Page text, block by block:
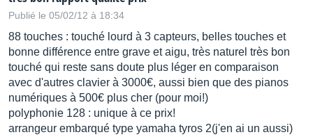
Publié le 05/02/12 à 18:34
88 touches : touché lourd à 3 capteurs, belles touches et
bonne différence entre grave et aigu, très naturel très bon
touché qui reste sans doute plus léger en comparaison
avec d'autres clavier à 3000€, aussi bien que des pianos
numériques à 500€ plus cher (pour moi!)
polyphonie 128 : unique à ce prix!
arrangeur embarqué type yamaha tyros 2(j'en ai un aussi)